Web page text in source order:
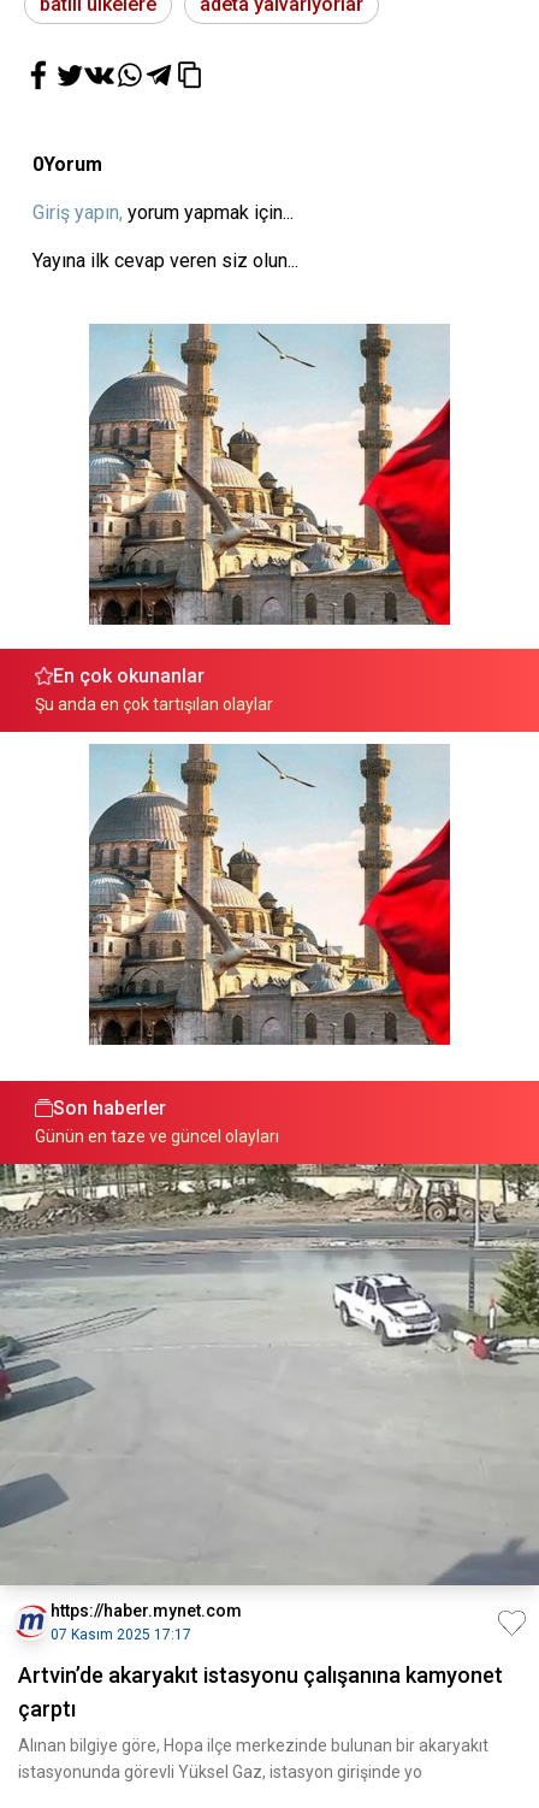
0Yorum
Giriş yapın, yorum yapmak için...
Yayına ilk cevap veren siz olun...
En çok okunanlar
Şu anda en çok tartışılan olaylar
Son haberler
Günün en taze ve güncel olayları
https://haber.mynet.com
07 Kasım 2025 17:17
Artvin’de akaryakıt istasyonu çalışanına kamyonet
çarptı
Alınan bilgiye göre, Hopa ilçe merkezinde bulunan bir akaryakıt
istasyonunda görevli Yüksel Gaz, istasyon girişinde yo